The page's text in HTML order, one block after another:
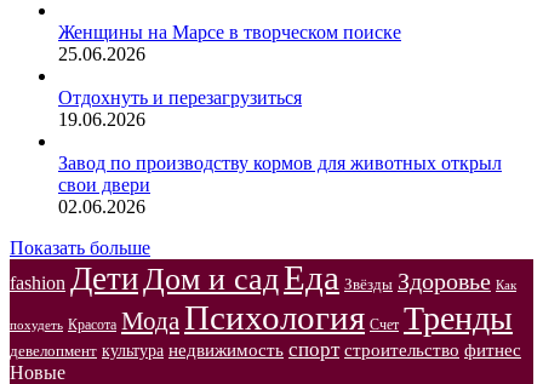
Женщины на Марсе в творческом поиске
25.06.2026
Отдохнуть и перезагрузиться
19.06.2026
Завод по производству кормов для животных открыл
свои двери
02.06.2026
Показать больше
fashion ДетиДом и садЕда Звёзды Здоровье Как
похудеть Красота Мода Психология Счет Тренды
девелопмент культура недвижимость спорт строительство фитнес
Новые